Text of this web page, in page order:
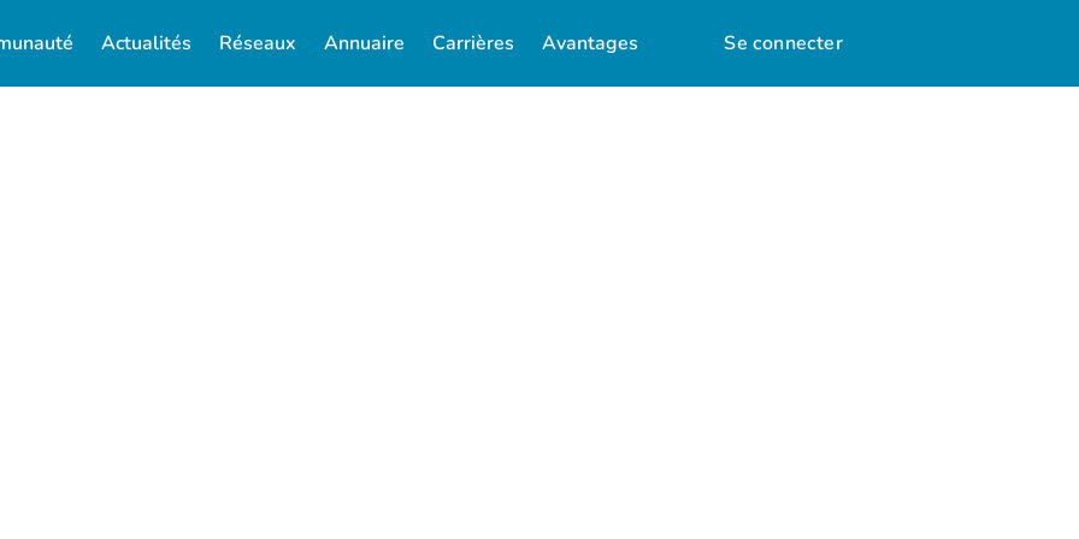
Actualités Réseaux Annuaire Carrières Avantages Se connecter